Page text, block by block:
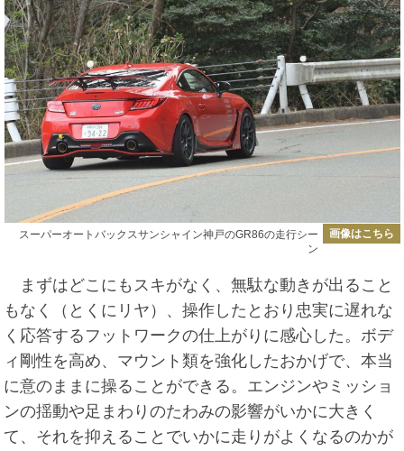
スーパーオートバックスサンシャイン神戸のGR86の走行シー
ン
画像はこちら
まずはどこにもスキがなく、無駄な動きが出ること
もなく（とくにリヤ）、操作したとおり忠実に遅れな
く応答するフットワークの仕上がりに感心した。ボデ
ィ剛性を高め、マウント類を強化したおかげで、本当
に意のままに操ることができる。エンジンやミッショ
ンの揺動や足まわりのたわみの影響がいかに大きく
て、それを抑えることでいかに走りがよくなるのかが